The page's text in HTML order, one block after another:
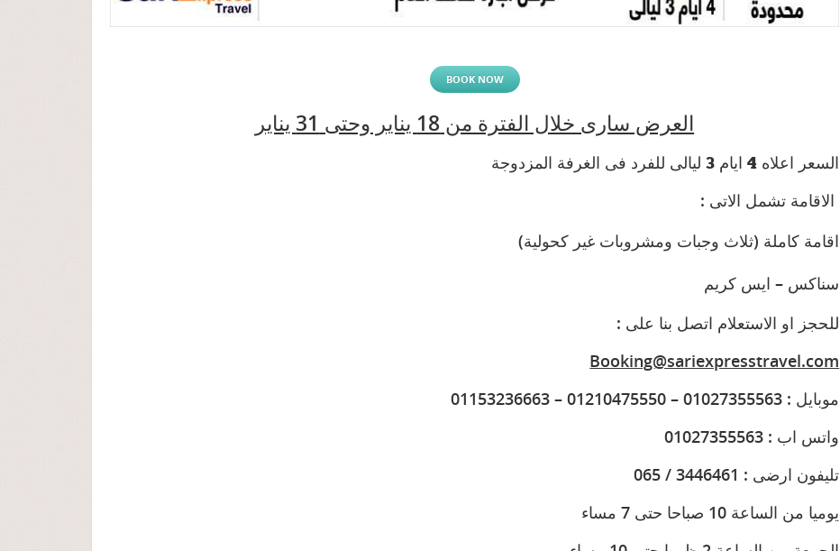
BOOK NOW
العرض سارى خلال الفترة من 18 يناير وحتى 31 يناير
السعر اعلاه 4 ايام 3 ليالى للفرد فى الغرفة المزدوجة
(اقامة كاملة (ثلاث وجبات ومشروبات غير كحولية
سناكس – ايس كريم
: للحجز او الاستعلام اتصل بنا على
Booking@sariexpresstravel.com
موبايل : 01027355563 – 01210475550 – 01153236663
واتس اب : 01027355563
تليفون ارضى : 3446461 / 065
يوميا من الساعة 10 صباحا حتى 7 مساء